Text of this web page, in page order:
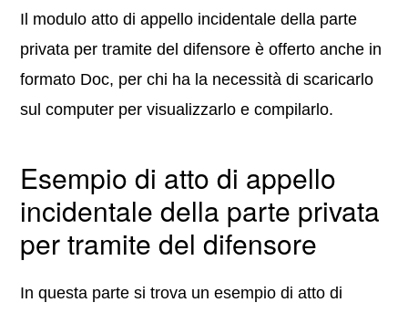
Il modulo atto di appello incidentale della parte
privata per tramite del difensore è offerto anche in
formato Doc, per chi ha la necessità di scaricarlo
sul computer per visualizzarlo e compilarlo.
Esempio di atto di appello
incidentale della parte privata
per tramite del difensore
In questa parte si trova un esempio di atto di